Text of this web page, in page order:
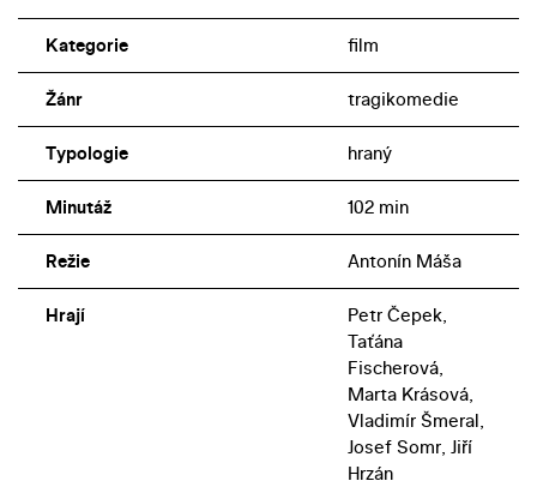
Kategorie film
Žánr tragikomedie
Typologie hraný
Minutáž 102 min
Režie Antonín Máša
Hrají
Petr Čepek,
Taťána
Fischerová,
Marta Krásová,
Vladimír Šmeral,
Josef Somr, Jiří
Hrzán